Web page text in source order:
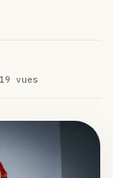
vues